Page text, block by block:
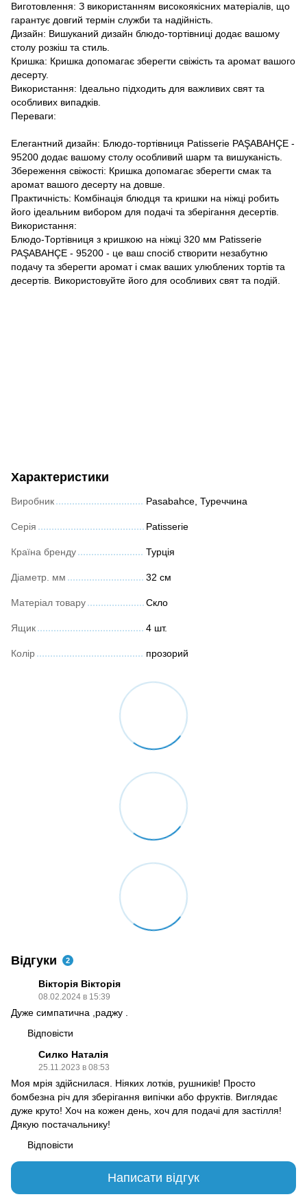
Виготовлення: З використанням високоякісних матеріалів, що
гарантує довгий термін служби та надійність.
Дизайн: Вишуканий дизайн блюдо-тортівниці додає вашому
столу розкіш та стиль.
Кришка: Кришка допомагає зберегти свіжість та аромат вашого
десерту.
Використання: Ідеально підходить для важливих свят та
особливих випадків.
Переваги:
Елегантний дизайн: Блюдо-тортівниця Patisserie PAŞABAHÇE -
95200 додає вашому столу особливий шарм та вишуканість.
Збереження свіжості: Кришка допомагає зберегти смак та
аромат вашого десерту на довше.
Практичність: Комбінація блюдця та кришки на ніжці робить
його ідеальним вибором для подачі та зберігання десертів.
Використання:
Блюдо-Тортівниця з кришкою на ніжці 320 мм Patisserie
PAŞABAHÇE - 95200 - це ваш спосіб створити незабутню
подачу та зберегти аромат і смак ваших улюблених тортів та
десертів. Використовуйте його для особливих свят та подій.
Характеристики
Виробник Pasabahce, Туреччина
Серія Patisserie
Країна бренду Турція
Діаметр. мм 32 см
Матеріал товару Скло
Ящик 4 шт.
Колір прозорий
Відгуки 2
Вікторія Вікторія
08.02.2024 в 15:39
Дуже симпатична ,раджу .
Відповісти
Силко Наталія
25.11.2023 в 08:53
Моя мрія здійснилася. Ніяких лотків, рушників! Просто
бомбезна річ для зберігання випічки або фруктів. Виглядає
дуже круто! Хоч на кожен день, хоч для подачі для застілля!
Дякую постачальнику!
Відповісти
Написати відгук